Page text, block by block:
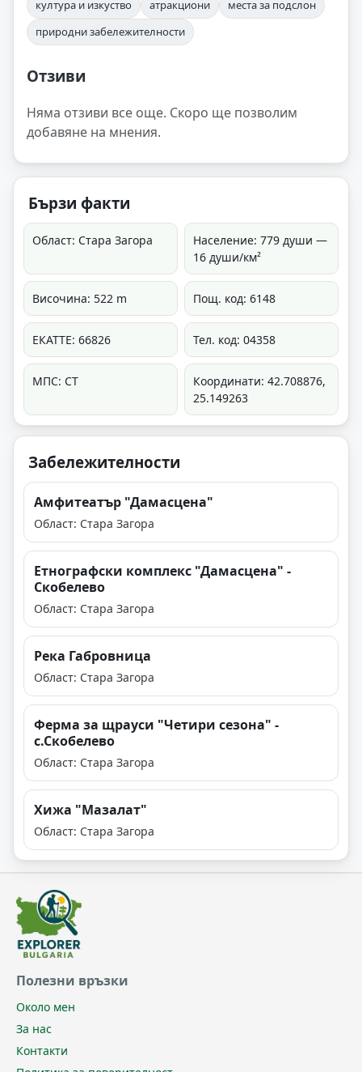
култура и изкуство атракциони
места за подслон
природни забележителности
Отзиви
Няма отзиви все още. Скоро ще позволим
добавяне на мнения.
Бързи факти
Област: Стара Загора
Население: 779 души —
16 души/км²
Височина: 522 m Пощ. код: 6148
ЕКАТТЕ: 66826 Тел. код: 04358
МПС: СТ
Координати: 42.708876,
25.149263
Забележителности
Амфитеатър "Дамасцена"
Област: Стара Загора
Етнографски комплекс "Дамасцена" -
Скобелево
Област: Стара Загора
Река Габровница
Област: Стара Загора
Ферма за щрауси "Четири сезона" -
с.Скобелево
Област: Стара Загора
Хижа "Мазалат"
Област: Стара Загора
Полезни връзки
Около мен
За нас
Контакти